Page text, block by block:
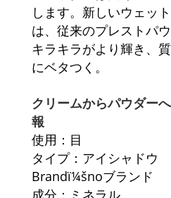
します。新しいウェッ
は、従来のプレストパ
キラキラがより輝き、
にベタつく。
クリームからパウダー
報
使用：目
タイプ：アイシャドウ
Brandï¼šnoブランド
成分：ミネラル